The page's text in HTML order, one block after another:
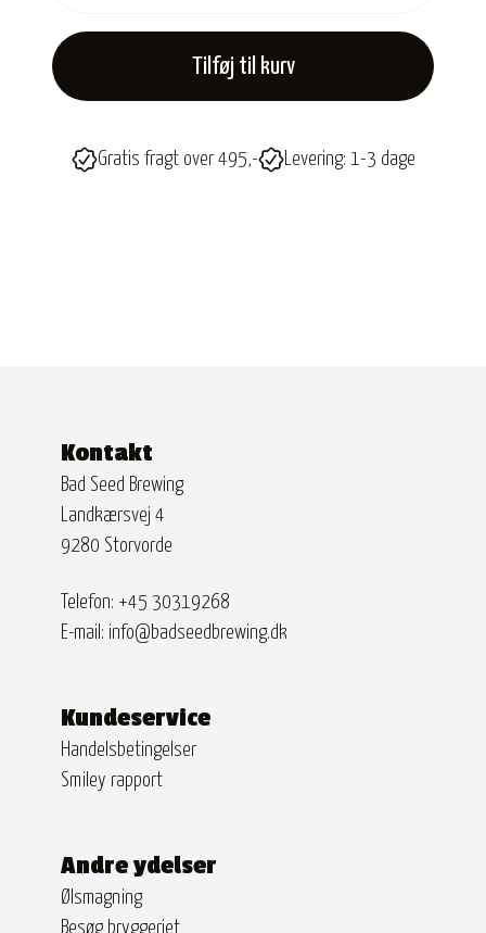
Tilføj til kurv
Gratis fragt over 495,- Levering: 1-3 dage
Kontakt
Bad Seed Brewing
Landkærsvej 4
9280 Storvorde
Telefon: +45 30319268
E-mail: info@badseedbrewing.dk
Kundeservice
Handelsbetingelser
Smiley rapport
Andre ydelser
Ølsmagning
Besøg bryggeriet